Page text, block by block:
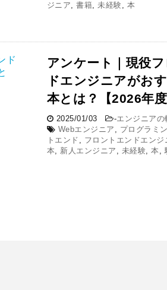
ジニア,書籍,未経験, 本
アンケート｜現役
ドエンジニアがお
本とは？【2026年度
2025/01/03 -エンジニアの
Webエンジニア , プログラミ
トエンド , フロントエンドエンジ
本, 新人エンジニア , 未経験,本 ,